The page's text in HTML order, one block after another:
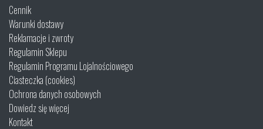
Cennik
Warunki dostawy
Reklamacje i zwroty
Regulamin Sklepu
Regulamin Programu Lojalnościowego
Ciasteczka (cookies)
Ochrona danych osobowych
Dowiedz się więcej
Kontakt